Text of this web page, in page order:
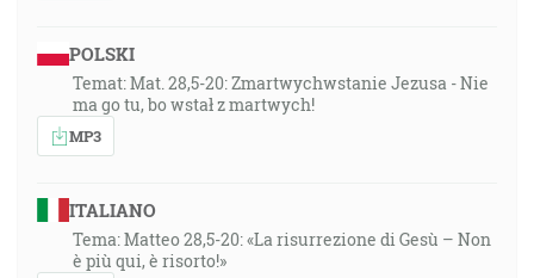
POLSKI
Temat: Mat. 28,5-20: Zmartwychwstanie Jezusa - Nie
ma go tu, bo wstał z martwych!
MP3
ITALIANO
Tema: Matteo 28,5-20: «La risurrezione di Gesù – Non
è più qui, è risorto!»